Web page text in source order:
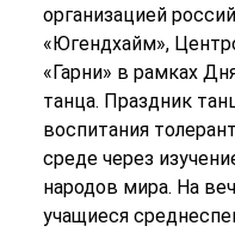
организацией
«Югендхайм»,
«Гарни» в рамках
танца. Праздник
воспитания
среде через
народов мира. На
учащиеся